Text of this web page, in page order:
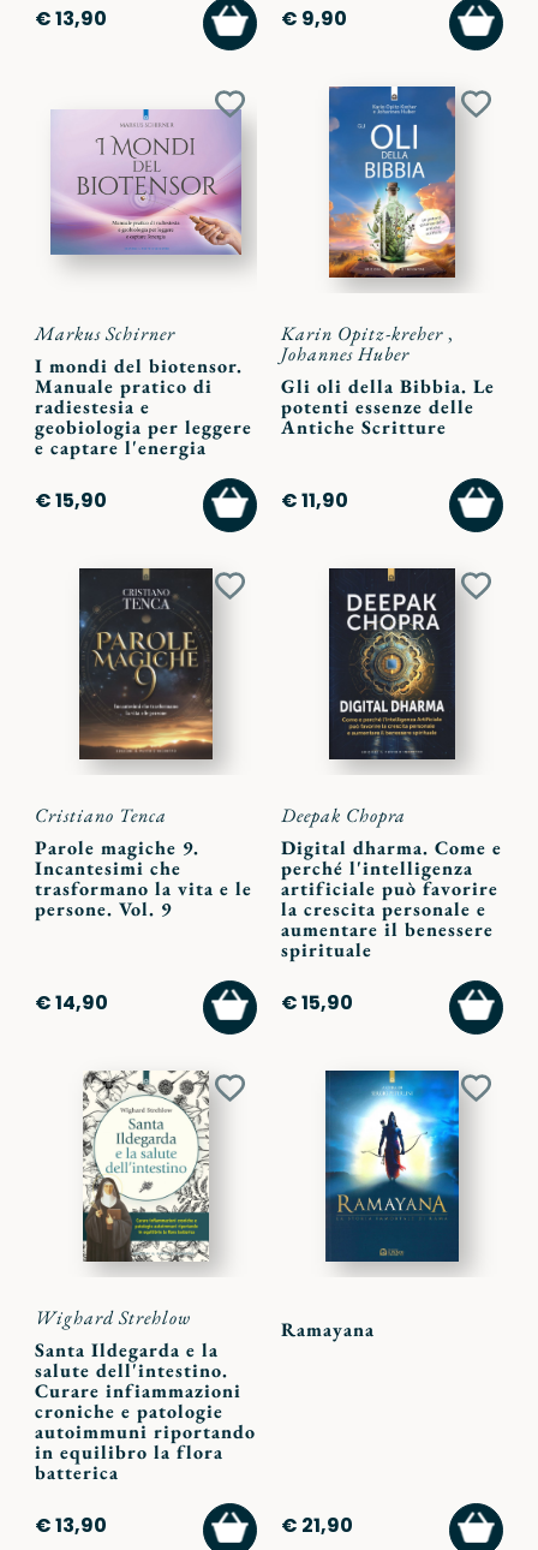
€ 13,90
AGGIUNGI
AL
CARRELLO
€ 9,90
AL
Aggiungi
preferiti
Markus Schirner
I mondi del biotensor.
Manuale pratico di
radiestesia e
geobiologia per leggere
e captare l'energia
€ 15,90
AGGIUNGI
AL
CARRELLO
Karin Opitz-kreher,
Johannes Huber
Gli oli della Bibbia. Le
potenti essenze delle
Antiche Scritture
€ 11,90
AL
Aggiungi
Cristiano Tenca
Parole magiche 9.
Incantesimi che
trasformano la vita e le
persone. Vol. 9
€ 14,90
AGGIUNGI
AL
CARRELLO
Deepak Chopra
Digital dharma. Come e
perché l'intelligenza
artificiale può favorire
la crescita personale e
aumentare il benessere
spirituale
€ 15,90
AL
Aggiungi
Wighard Strehlow
Santa Ildegarda e la
salute dell'intestino.
Curare infiammazioni
croniche e patologie
autoimmuni riportando
in equilibro la flora
batterica
€ 13,90
AGGIUNGI
AL
Ramayana
€ 21,90
AL